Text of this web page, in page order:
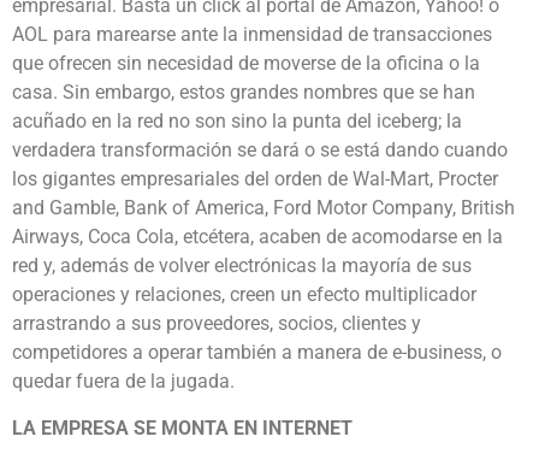
empresarial. Basta un click al portal de Amazon, Yahoo! o
AOL para marearse ante la inmensidad de transacciones
que ofrecen sin necesidad de moverse de la oficina o la
casa. Sin embargo, estos grandes nombres que se han
acuñado en la red no son sino la punta del iceberg; la
verdadera transformación se dará o se está dando cuando
los gigantes empresariales del orden de Wal-Mart, Procter
and Gamble, Bank of America, Ford Motor Company, British
Airways, Coca Cola, etcétera, acaben de acomodarse en la
red y, además de volver electrónicas la mayoría de sus
operaciones y relaciones, creen un efecto multiplicador
arrastrando a sus proveedores, socios, clientes y
competidores a operar también a manera de e-business, o
quedar fuera de la jugada.
LA EMPRESA SE MONTA EN INTERNET